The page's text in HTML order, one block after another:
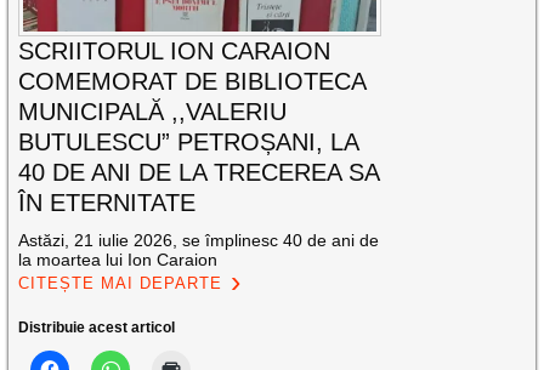
SCRIITORUL ION CARAION
COMEMORAT DE BIBLIOTECA
MUNICIPALĂ ,,VALERIU
BUTULESCU” PETROȘANI, LA
40 DE ANI DE LA TRECEREA SA
ÎN ETERNITATE
Astăzi, 21 iulie 2026, se împlinesc 40 de ani de
la moartea lui Ion Caraion
CITEȘTE MAI DEPARTE
Distribuie acest articol